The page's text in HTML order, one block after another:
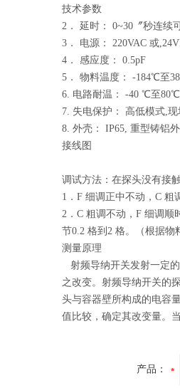
技术参数
2． 延时： 0~30〞秒连续
3． 电源： 220VAC 或
4． 感应度： 0.5pF
5． 物料温度： -184℃至
6. 电路耐温： -40 ℃至80℃
7. 失电保护： 高低模式,
8. 外壳： IP65, 重型铸铝
接线图
调试方法：在探头没有接
1．F 细调正中不动，C 粗
2．C 粗调不动，F 细调顺
节0.2 格到2 格。（根据物
测量原理
射频导纳开关发射一定
之改变。射频导纳开关的
头与容器壁所构成的电容
值比较，确定其改变量。
产品：